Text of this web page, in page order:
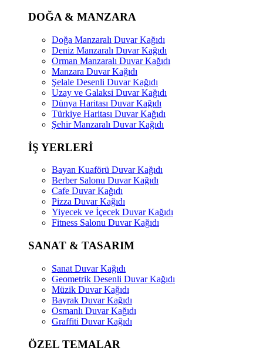
DOĞA & MANZARA
Doğa Manzaralı Duvar Kağıdı
Deniz Manzaralı Duvar Kağıdı
Orman Manzaralı Duvar Kağıdı
Manzara Duvar Kağıdı
Şelale Desenli Duvar Kağıdı
Uzay ve Galaksi Duvar Kağıdı
Dünya Haritası Duvar Kağıdı
Türkiye Haritası Duvar Kağıdı
Şehir Manzaralı Duvar Kağıdı
İŞ YERLERİ
Bayan Kuaförü Duvar Kağıdı
Berber Salonu Duvar Kağıdı
Cafe Duvar Kağıdı
Pizza Duvar Kağıdı
Yiyecek ve İçecek Duvar Kağıdı
Fitness Salonu Duvar Kağıdı
SANAT & TASARIM
Sanat Duvar Kağıdı
Geometrik Desenli Duvar Kağıdı
Müzik Duvar Kağıdı
Bayrak Duvar Kağıdı
Osmanlı Duvar Kağıdı
Graffiti Duvar Kağıdı
ÖZEL TEMALAR